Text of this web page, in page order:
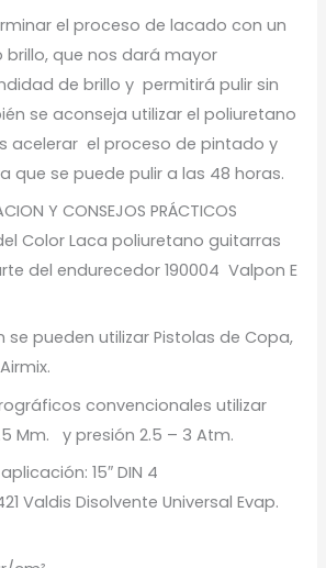
el proceso de lacado con un
que nos dará mayor
de brillo y permitirá pulir sin
se aconseja utilizar el poliuretano
acelerar el proceso de pintado y
que se puede pulir a las 48 horas.
Y CONSEJOS PRÁCTICOS
Color Laca poliuretano guitarras
del endurecedor 190004 Valpon E
se pueden utilizar Pistolas de Copa,
convencionales utilizar
Mm. y presión 2.5 – 3 Atm.
15″ DIN 4
Valdis Disolvente Universal Evap.